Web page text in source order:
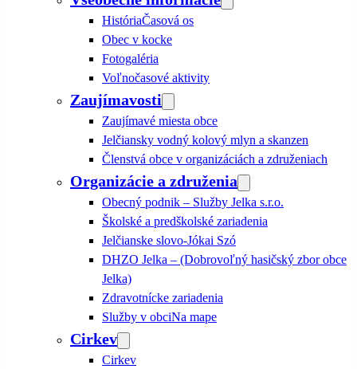
HistóriaČasová os
Obec v kocke
Fotogaléria
Voľnočasové aktivity
Zaujímavosti
Zaujímavé miesta obce
Jelčiansky vodný kolový mlyn a skanzen
Členstvá obce v organizáciách a združeniach
Organizácie a združenia
Obecný podnik – Služby Jelka s.r.o.
Školské a predškolské zariadenia
Jelčianske slovo-Jókai Szó
DHZO Jelka – (Dobrovoľný hasičský zbor obce
Jelka)
Zdravotnícke zariadenia
Služby v obciNa mape
Cirkev
Cirkev